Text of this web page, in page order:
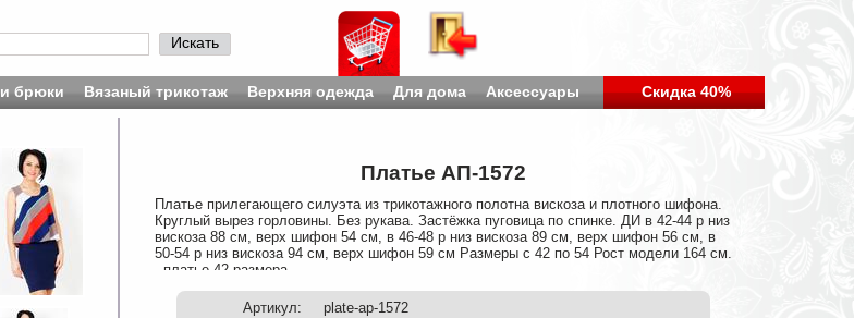
Искать
брюки Вязаный трикотаж Верхняя одежда Для дома Аксессуары Скидка 40%
Платье АП-1572
Платье прилегающего силуэта из трикотажного полотна вискоза и плотного шифона.
Круглый вырез горловины. Без рукава. Застёжка пуговица по спинке. ДИ в 42-44 р низ
вискоза 88 см, верх шифон 54 см, в 46-48 р низ вискоза 89 см, верх шифон 56 см, в
50-54 р низ вискоза 94 см, верх шифон 59 см Размеры с 42 по 54 Рост модели 164 см.
, платье 42 размера
Артикул:
plate-ap-1572